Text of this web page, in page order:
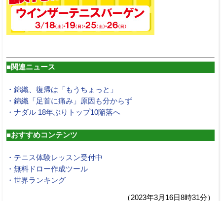
■関連ニュース
・錦織、復帰は「もうちょっと」
・錦織「足首に痛み」原因も分からず
・ナダル 18年ぶりトップ10陥落へ
■おすすめコンテンツ
・テニス体験レッスン受付中
・無料ドロー作成ツール
・世界ランキング
（2023年3月16日8時31分）